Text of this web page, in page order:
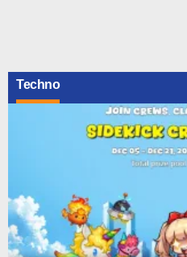
Techno